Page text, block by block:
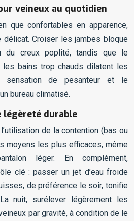
veineux au quotidien
que confortables en apparence,
délicat. Croiser les jambes bloque
du creux poplité, tandis que le
bains trop chauds dilatent les
sensation de pesanteur et le
bureau climatisé.
légèreté durable
de la contention (bas ou
moyens les plus efficaces, même
léger. En complément,
clé : passer un jet d’eau froide
de préférence le soir, tonifie
nuit, surélever légèrement les
par gravité, à condition de le